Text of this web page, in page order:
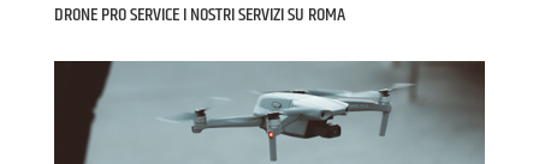
DRONE PRO SERVICE I NOSTRI SERVIZI SU ROMA